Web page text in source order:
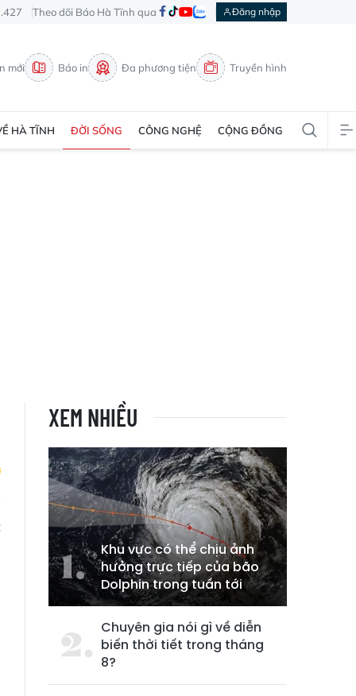
Theo dõi Báo Hà Tĩnh qua Đăng nhập
mới Báo in Đa phương tiện Truyền hình
HÀ TĨNH ĐỜI SỐNG CÔNG NGHỆ CỘNG ĐỒNG
XEM NHIỀU
Khu vực có thể chịu ảnh
hưởng trực tiếp của bão
Dolphin trong tuần tới
Chuyên gia nói gì về diễn
biến thời tiết trong tháng
8?